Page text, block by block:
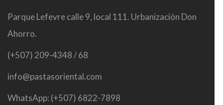
Parque Lefevre calle 9, local 111. Urbanización Don
Ahorro.
(+507) 209-4348 / 68
info@pastasoriental.com
WhatsApp: (+507) 6822-7898